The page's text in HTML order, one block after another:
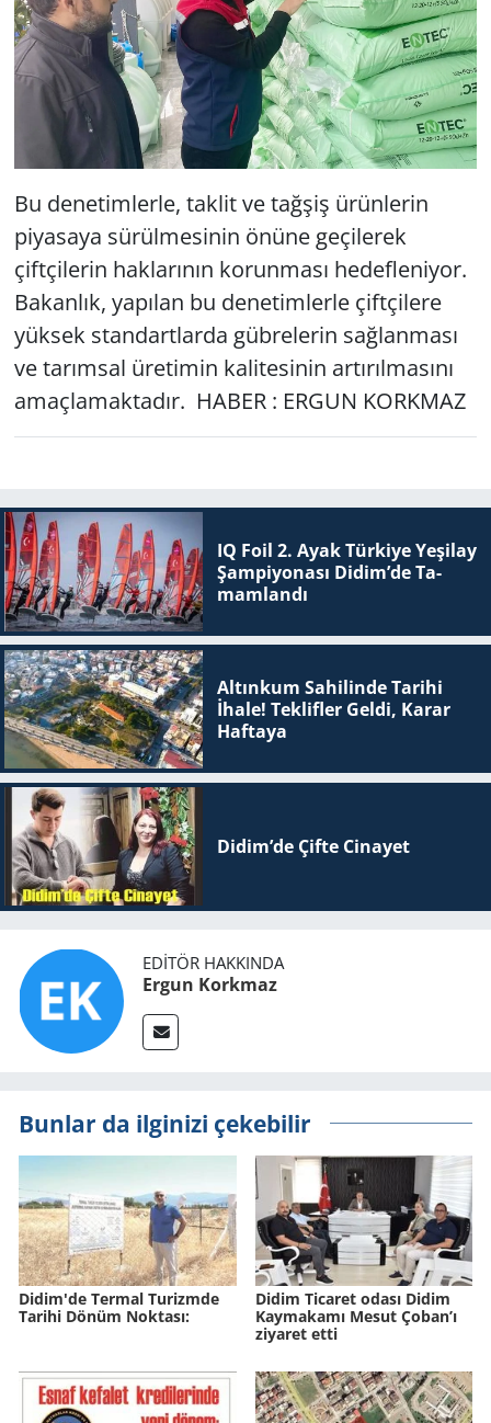
Bu denetimlerle, taklit ve tağşiş ürünlerin
piyasaya sürülmesinin önüne geçilerek
çiftçilerin haklarının korunması hedefleniyor.
Bakanlık, yapılan bu denetimlerle çiftçilere
yüksek standartlarda gübrelerin sağlanması
ve tarımsal üretimin kalitesinin artırılmasını
amaçlamaktadır. HABER : ERGUN KORKMAZ
IQ Foil 2. Ayak Tür­ki­ye Ye­şi­lay
Şam­pi­yo­na­sı Didim’de Ta­
mam­lan­dı
Altınkum Sahilinde Tarihi
İhale! Teklifler Geldi, Karar
Haftaya
Didim’de Çifte Ci­na­yet
EDITÖR HAKKINDA
Ergun Korkmaz
Bunlar da ilginizi çekebilir
Didim'de Ter­mal Tu­rizm­de
Ta­ri­hi Dönüm Nok­ta­sı:
Didim Ticaret odası Didim
Kaymakamı Mesut Çoban’ı
ziyaret etti